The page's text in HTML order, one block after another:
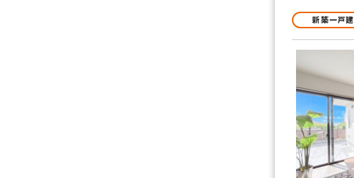
新築一戸建